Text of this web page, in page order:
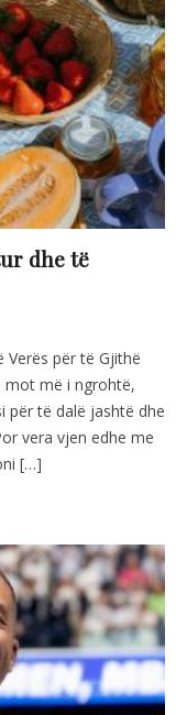
dhe të
Verës për të Gjithë
mot më i ngrohtë,
për të dalë jashtë dhe
vera vjen edhe me
[…]